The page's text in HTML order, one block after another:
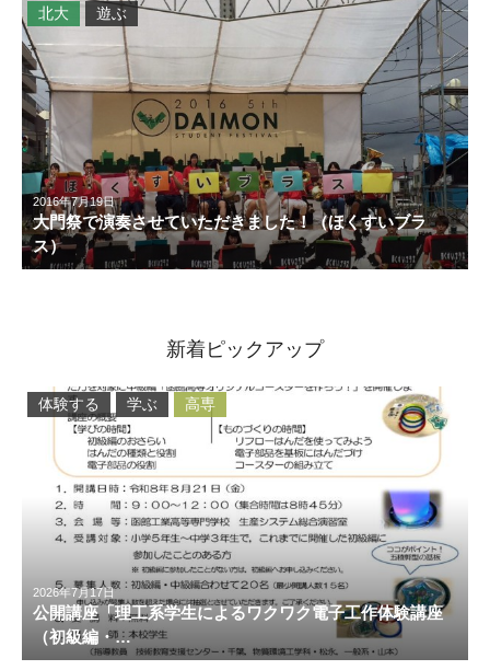
2016年7月19日
大門祭で演奏させていただきました！（ほくすいブラ
ス）
北大 遊ぶ
新着ピックアップ
2026年7月17日
公開講座「理工系学生によるワクワク電子工作体験講座
（初級編・…
体験する 学ぶ 高専